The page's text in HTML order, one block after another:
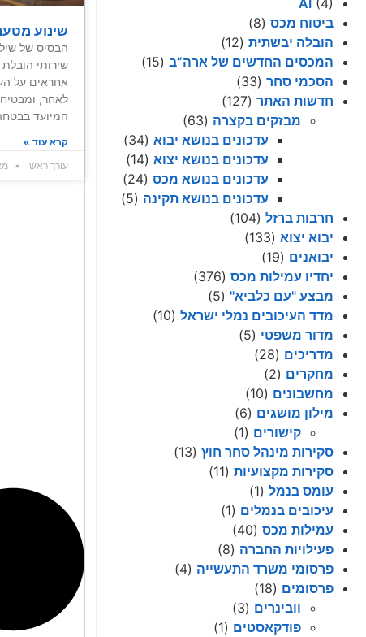
ביטוח מכס (8)
הובלה יבשתית (12)
המכסים החדשים של ארה”ב (15)
הסכמי סחר (33)
חדשות האתר (127)
מבזקים בקצרה (63)
עדכונים בנושא יבוא (34)
עדכונים בנושא יצוא (14)
עדכונים בנושא מכס (24)
עדכונים בנושא תקינה (5)
חרבות ברזל (104)
יבוא יצוא (133)
יבואנים (19)
יחדיו עמילות מכס (376)
מבצע "עם כלביא" (5)
מדד העיכובים נמלי ישראל (10)
מדור משפטי (5)
מדריכים (28)
מחקרים (2)
מחשבונים (10)
מילון מושגים (6)
קישורים (1)
סקירות מינהל סחר חוץ (13)
סקירות מקצועיות (11)
עומס בנמל (1)
עיכובים בנמלים (1)
עמילות מכס (40)
פעילויות החברה (8)
פרסומי משרד התעשייה (4)
פרסומים (18)
וובינרים (3)
פודקאסטים (1)
שינוע
הבסיס של
שירותי
אחראים על
לאחר,
המיועד
קרא עוד »
עורך ראשי
מאי